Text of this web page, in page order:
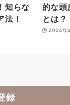
知らな
法！
的な頭
とは？
2024年
録